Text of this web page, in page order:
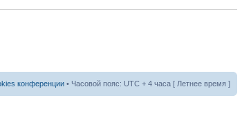
конференции • Часовой пояс: UTC + 4 часа [ Летнее время ]